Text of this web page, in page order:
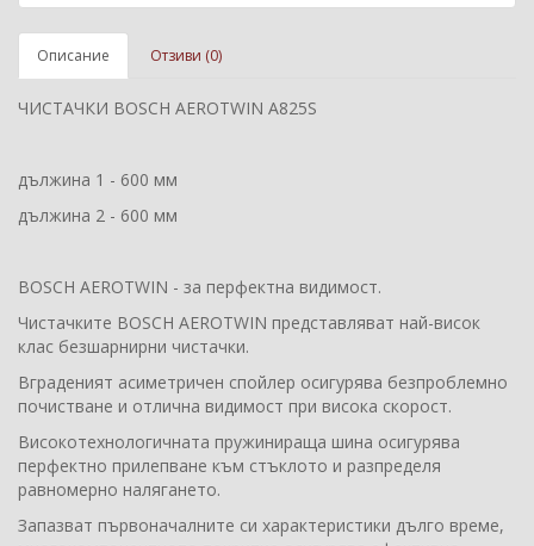
Описание Отзиви (0)
ЧИСТАЧКИ BOSCH AEROTWIN A825S
дължина 1 - 600 мм
дължина 2 - 600 мм
BOSCH AEROTWIN - за перфектна видимост.
Чистачките BOSCH AEROTWIN представляват най-висок
клас безшарнирни чистачки.
Вграденият асиметричен спойлер осигурява безпроблемно
почистване и отлична видимост при висока скорост.
Високотехнологичната пружинираща шина осигурява
перфектно прилепване към стъклото и разпределя
равномерно налягането.
Запазват първоначалните си характеристики дълго време,